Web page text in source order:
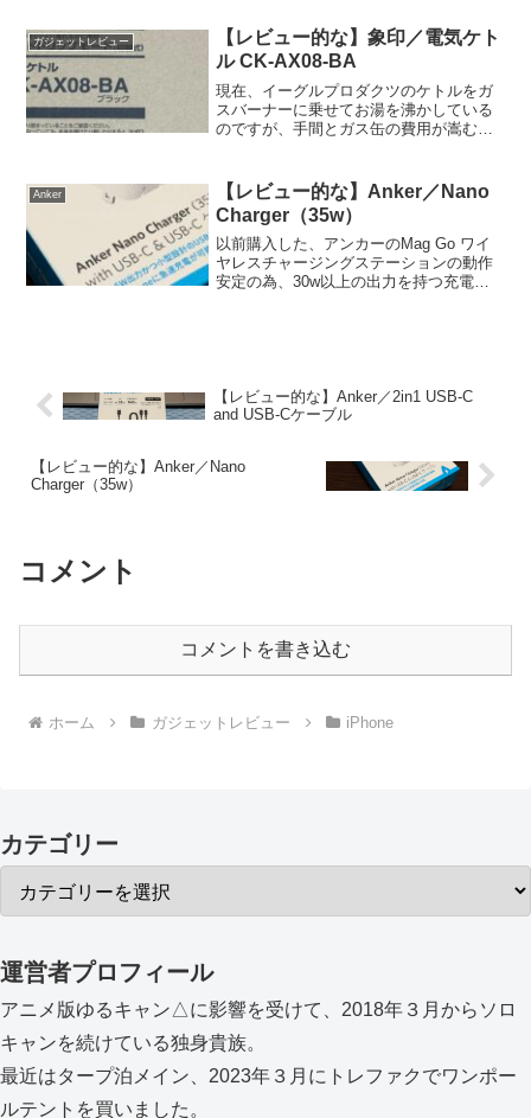
21。 手のひらサイズの電子メモパッド
で、スマホ...
ガジェットレビュー
【レビュー的な】象印／電気ケト
ル CK-AX08-BA
現在、イーグルプロダクツのケトルをガ
スバーナーに乗せてお湯を沸かしている
のですが、手間とガス缶の費用が嵩むの
のを見て、象印の製品の中で最上位の製
品を購入。 Amazonで...
Anker
【レビュー的な】Anker／Nano
Charger（35w）
以前購入した、アンカーのMag Go ワイ
ヤレスチャージングステーションの動作
安定の為、30w以上の出力を持つ充電器
【レビュー的な】Anker／2in1 USB-C
and USB-Cケーブル
【レビュー的な】Anker／Nano
Charger（35w）
コメント
コメントを書き込む
ホーム ガジェットレビュー iPhone
カテゴリー
運営者プロフィール
アニメ版ゆるキャン△に影響を受けて、2018年３月からソロ
キャンを続けている独身貴族。
最近はタープ泊メイン、2023年３月にトレファクでワンポー
ルテントを買いました。